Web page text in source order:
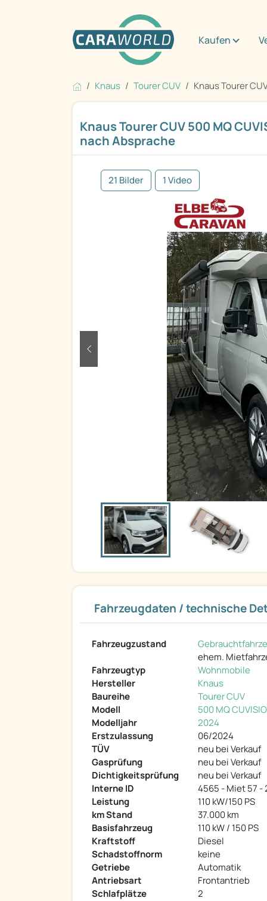
Kaufen
Knaus Tourer CUV Knaus Tourer
Knaus Tourer CUV 500 MQ
nach Absprache
21 Bilder 1 Video
zurück
Fahrzeugdaten / technische
Fahrzeugzustand
ehem.
Fahrzeugtyp
Wohnmobile
Hersteller
Knaus
Baureihe
Tourer CUV
Modell
500 MQ
Modelljahr
2024
Erstzulassung
06/2024
TÜV
neu bei Verkauf
Gasprüfung
neu bei Verkauf
Dichtigkeitsprüfung
neu bei Verkauf
Interne ID
4565 - Miet 57 -
Leistung
110 kW/150 PS
km Stand
37.000 km
Basisfahrzeug
110 kW / 150 PS
Kraftstoff
Diesel
Schadstoffnorm
keine
Getriebe
Automatik
Antriebsart
Frontantrieb
Schlafplätze
2